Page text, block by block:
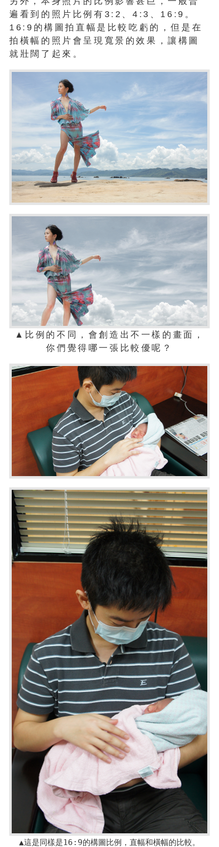
遍看到的照片比例有3:2、4:3、16:9。
16:9的構圖拍直幅是比較吃虧的，但是在
拍橫幅的照片會呈現寬景的效果，讓構圖
就壯闊了起來。
▲比例的不同，會創造出不一樣的畫面，
你們覺得哪一張比較優呢？
▲這是同樣是16:9的構圖比例，直幅和橫幅的比較。